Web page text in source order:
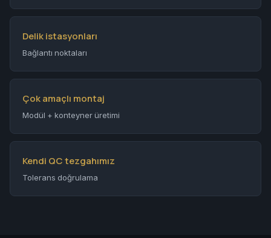
Delik istasyonları
Bağlantı noktaları
Çok amaçlı montaj
Modül + konteyner üretimi
Kendi QC tezgahımız
Tolerans doğrulama